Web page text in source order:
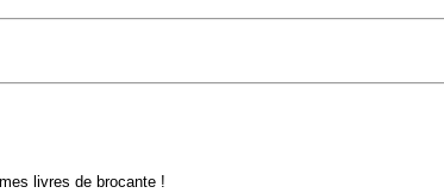
livres de brocante !